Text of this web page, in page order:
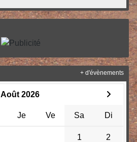
Août 2026
Je Ve Sa Di
1 2
+ d'évènements